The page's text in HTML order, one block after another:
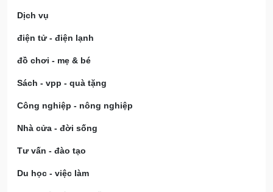
Dịch vụ
điện tử - điện lạnh
đồ chơi - mẹ & bé
Sách - vpp - quà tặng
Công nghiệp - nông nghiệp
Nhà cửa - đời sống
Tư vấn - đào tạo
Du học - việc làm